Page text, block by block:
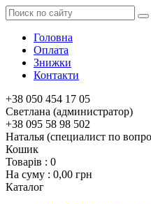
Головна
Оплата
Знижки
Контакти
+38 050 454 17 05
Светлана (администратор)
+38 095 58 98 502
Наталья (специалист по
Кошик
Товарів : 0
На суму : 0,00 грн
Каталог